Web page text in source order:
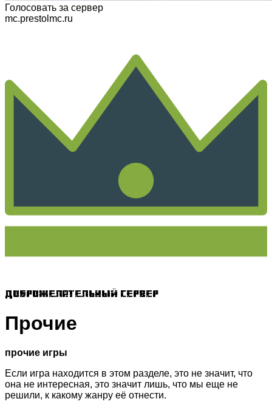
Голосовать за сервер
mc.prestolmc.ru
Доброжелательный сервер
Прочие
прочие игры
Если игра находится в этом разделе, это не значит, что
она не интересная, это значит лишь, что мы еще не
решили, к какому жанру её отнести.